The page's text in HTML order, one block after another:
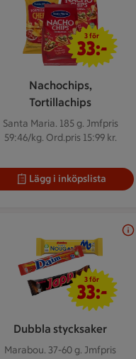
Nachochips,
Tortillachips
Santa Maria. 185 g. Jmfpris
59:46/kg. Ord.pris 15:99 kr.
3 för 33 kr
3 för
33:-
Lägg i inköpslista
Dubbla stycksaker
Marabou. 37-60 g. Jmfpris
3 för 33 kr
3 för
33:-